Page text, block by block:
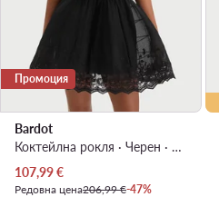
Промоция
Bardot
Коктейлна рокля · Черен · Мини
Актуална цена
107,99€
Редовна цена206,99 €-47%